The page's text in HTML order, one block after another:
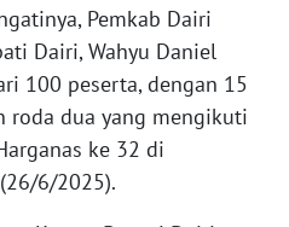
Pemkab Dairi
Dairi, Wahyu Daniel
100 peserta, dengan 15
roda dua yang mengikuti
ke 32 di
6/2025).